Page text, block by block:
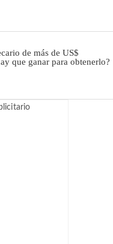
de más de US$
que ganar para obtenerlo?